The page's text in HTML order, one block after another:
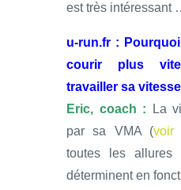
est très intéressant
u-run.fr :
courir plus
travailler sa
Eric, coach :
La
par sa VMA (voir
toutes les allures
déterminent en